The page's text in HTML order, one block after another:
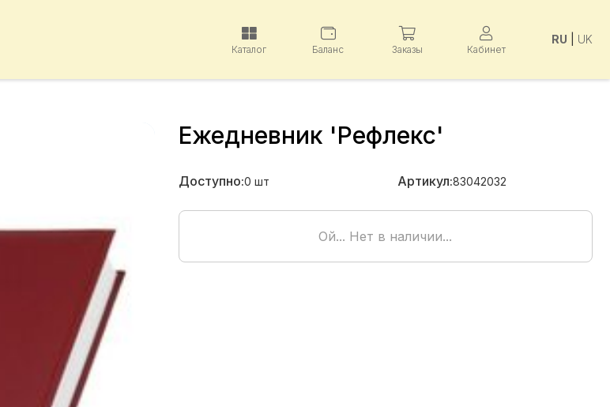
Каталог Баланс Заказы Кабинет
RU UK
Ежедневник 'Рефлекс'
Доступно:0 шт Артикул:83042032
Ой... Нет в наличии...